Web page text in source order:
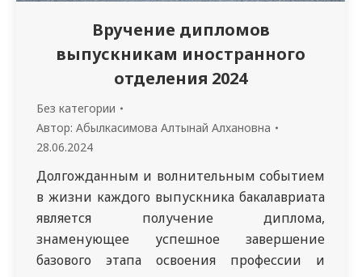
Вручение дипломов
выпускникам иностранного
отделения 2024
Без категории
Автор: Абылкасимова Алтынай Алхановна
28.06.2024
Долгожданным и волнительным событием
в жизни каждого выпускника бакалавриата
является получение диплома,
знаменующее успешное завершение
базового этапа освоения профессии и